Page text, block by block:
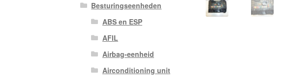
Besturingseenheden
ABS en ESP
AFIL
Airbag-eenheid
Airconditioning unit